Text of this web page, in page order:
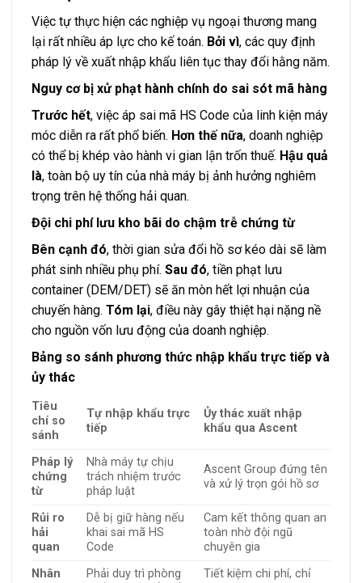
Việc tự thực hiện các nghiệp vụ ngoại thương mang
lại rất nhiều áp lực cho kế toán. Bởi vì, các quy định
pháp lý về xuất nhập khẩu liên tục thay đổi hằng năm.
Nguy cơ bị xử phạt hành chính do sai sót mã hàng
Trước hết, việc áp sai mã HS Code của linh kiện máy
móc diễn ra rất phổ biến. Hơn thế nữa, doanh nghiệp
có thể bị khép vào hành vi gian lận trốn thuế. Hậu quả
là, toàn bộ uy tín của nhà máy bị ảnh hưởng nghiêm
trọng trên hệ thống hải quan.
Đội chi phí lưu kho bãi do chậm trễ chứng từ
Bên cạnh đó, thời gian sửa đổi hồ sơ kéo dài sẽ làm
phát sinh nhiều phụ phí. Sau đó, tiền phạt lưu
container (DEM/DET) sẽ ăn mòn hết lợi nhuận của
chuyến hàng. Tóm lại, điều này gây thiệt hại nặng nề
cho nguồn vốn lưu động của doanh nghiệp.
Bảng so sánh phương thức nhập khẩu trực tiếp và
ủy thác
Tiêu
chí so
sánh
Tự nhập khẩu trực
tiếp
Ủy thác xuất nhập
khẩu qua Ascent
Pháp lý
chứng
từ
Nhà máy tự chịu
trách nhiệm trước
pháp luật
Ascent Group đứng tên
và xử lý trọn gói hồ sơ
Rủi ro
hải
quan
Dễ bị giữ hàng nếu
khai sai mã HS
Code
Cam kết thông quan an
toàn nhờ đội ngũ
chuyên gia
Nhân
Phải duy trì phòng
Tiết kiệm chi phí, chỉ